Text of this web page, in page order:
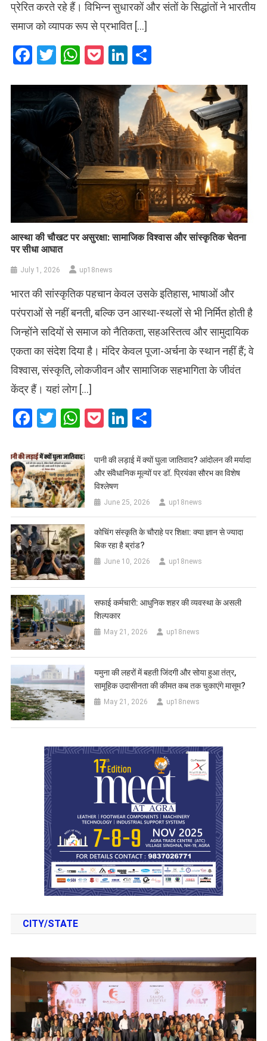
प्रेरित करते रहे हैं। विभिन्न सुधारकों और संतों के सिद्धांतों ने भारतीय
समाज को व्यापक रूप से प्रभावित […]
Facebook
Twitter
WhatsApp
PocketLinkedIn
आस्था की चौखट पर असुरक्षा: सामाजिक विश्वास और सांस्कृतिक चेतना
पर सीधा आघात
July 1, 2026 up18news
भारत की सांस्कृतिक पहचान केवल उसके इतिहास, भाषाओं और
परंपराओं से नहीं बनती, बल्कि उन आस्था-स्थलों से भी निर्मित होती है
जिन्होंने सदियों से समाज को नैतिकता, सहअस्तित्व और सामुदायिक
एकता का संदेश दिया है। मंदिर केवल पूजा-अर्चना के स्थान नहीं हैं; वे
विश्वास, संस्कृति, लोकजीवन और सामाजिक सहभागिता के जीवंत
केंद्र हैं। यहां लोग […]
Facebook
Twitter
WhatsApp
PocketLinkedIn
पानी की लड़ाई में क्यों घुला जातिवाद? आंदोलन की मर्यादा
और संवैधानिक मूल्यों पर डॉ. प्रियंका सौरभ का विशेष
विश्लेषण
June 25, 2026 up18news
कोचिंग संस्कृति के चौराहे पर शिक्षा: क्या ज्ञान से ज्यादा
बिक रहा है ब्रांड?
June 10, 2026 up18news
सफाई कर्मचारी: आधुनिक शहर की व्यवस्था के असली
शिल्पकार
May 21, 2026 up18news
यमुना की लहरों में बहती जिंदगी और सोया हुआ तंत्र,
सामूहिक उदासीनता की कीमत कब तक चुकाएंगे मासूम?
May 21, 2026 up18news
CITY/STATE